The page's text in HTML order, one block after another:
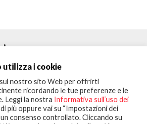
utilizza i cookie
nostro sito Web per offrirti
ricordando le tue preferenze e le
Leggi la nostra Informativa sull’uso dei
più oppure vai su “Impostazioni dei
consenso controllato. Cliccando su